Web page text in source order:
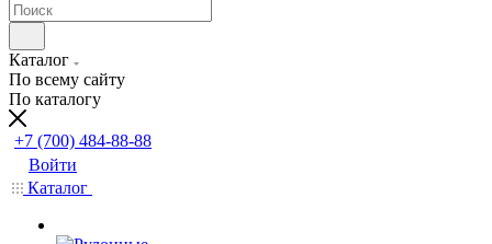
Каталог
По всему сайту
По каталогу
+7 (700) 484-88-88
Войти
Каталог